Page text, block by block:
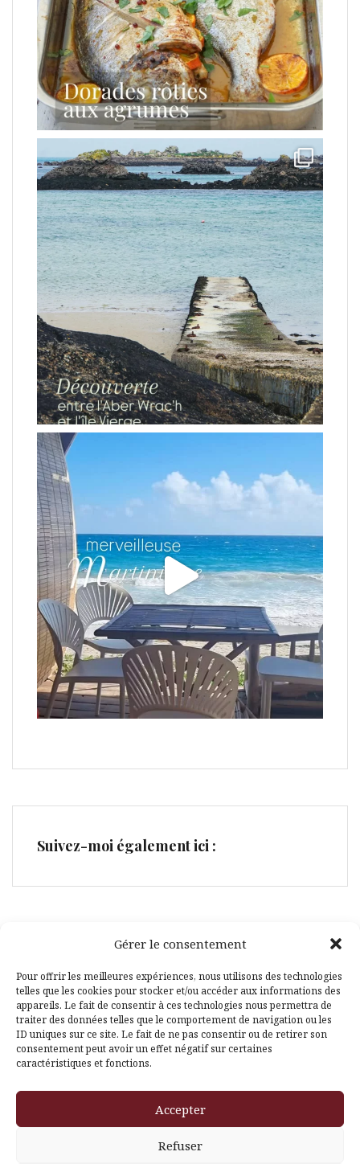
Gérer le consentement
Pour offrir les meilleures expériences, nous utilisons des technologies
telles que les cookies pour stocker et/ou accéder aux informations des
appareils. Le fait de consentir à ces technologies nous permettra de
traiter des données telles que le comportement de navigation ou les
ID uniques sur ce site. Le fait de ne pas consentir ou de retirer son
consentement peut avoir un effet négatif sur certaines
caractéristiques et fonctions.
Accepter
Refuser
Suivez-moi également ici :
Facebook
Pinterest
Themeisle